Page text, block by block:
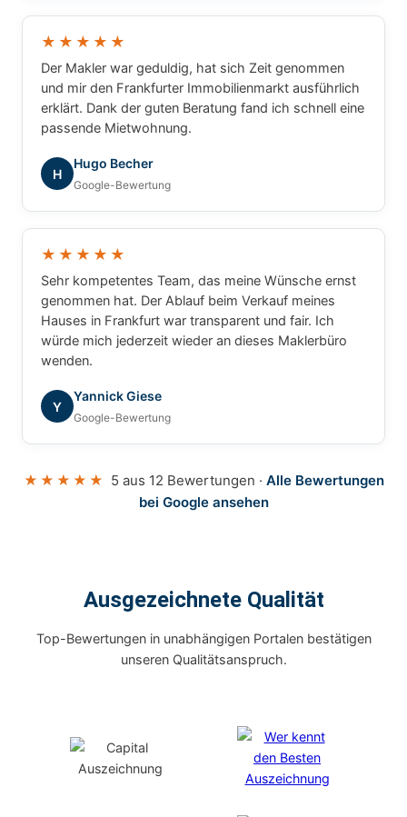
★★★★★
Der Makler war geduldig, hat sich Zeit genommen
und mir den Frankfurter Immobilienmarkt ausführlich
erklärt. Dank der guten Beratung fand ich schnell eine
passende Mietwohnung.
H
Hugo Becher
Google-Bewertung
★★★★★
Sehr kompetentes Team, das meine Wünsche ernst
genommen hat. Der Ablauf beim Verkauf meines
Hauses in Frankfurt war transparent und fair. Ich
würde mich jederzeit wieder an dieses Maklerbüro
wenden.
Y
Yannick Giese
Google-Bewertung
★★★★★ 5 aus 12 Bewertungen · Alle Bewertungen
bei Google ansehen
Ausgezeichnete Qualität
Top-Bewertungen in unabhängigen Portalen bestätigen
unseren Qualitätsanspruch.